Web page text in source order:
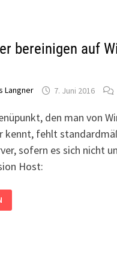
bereinigen auf
Langner 7. Juni 2016
den man von
kennt, fehlt
sofern es sich nicht
Host: